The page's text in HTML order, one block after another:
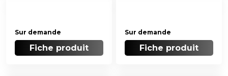
Sur demande
Fiche produit
Sur demande
Fiche produit